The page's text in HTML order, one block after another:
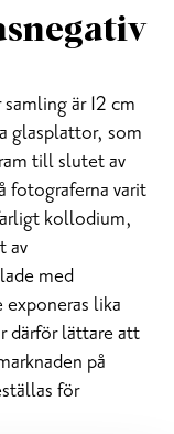
är 12 cm
glasplattor, som
till slutet av
fotograferna varit
kollodium,
av
med
lika
därför lättare att
på
för